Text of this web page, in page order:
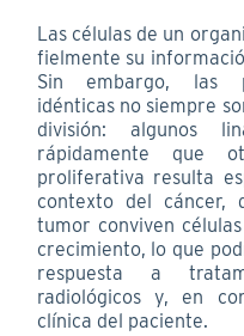
Las células de un
fielmente su
Sin embargo, las
idénticas no siempre
división: algunos
rápidamente que
proliferativa resulta
contexto del cáncer,
tumor conviven
crecimiento, lo que
respuesta a
radiológicos y, en
clínica del paciente.